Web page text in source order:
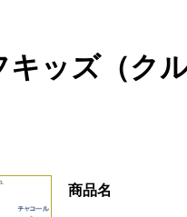
キッズ（ク
商品名